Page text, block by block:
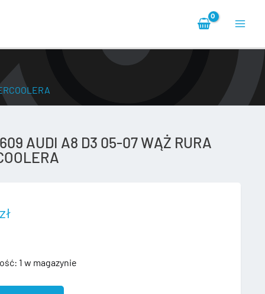
AUDI A8 D3 05-07 WĄŻ RURA
zł
1 w magazynie